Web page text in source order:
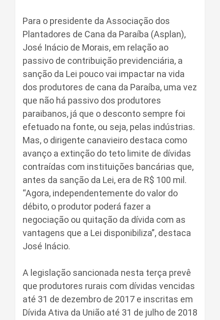
Para o presidente da Associação dos
Plantadores de Cana da Paraíba (Asplan),
José Inácio de Morais, em relação ao
passivo de contribuição previdenciária, a
sanção da Lei pouco vai impactar na vida
dos produtores de cana da Paraíba, uma vez
que não há passivo dos produtores
paraibanos, já que o desconto sempre foi
efetuado na fonte, ou seja, pelas indústrias.
Mas, o dirigente canavieiro destaca como
avanço a extinção do teto limite de dívidas
contraídas com instituições bancárias que,
antes da sanção da Lei, era de R$ 100 mil.
“Agora, independentemente do valor do
débito, o produtor poderá fazer a
negociação ou quitação da dívida com as
vantagens que a Lei disponibiliza”, destaca
José Inácio.
A legislação sancionada nesta terça prevê
que produtores rurais com dívidas vencidas
até 31 de dezembro de 2017 e inscritas em
Dívida Ativa da União até 31 de julho de 2018